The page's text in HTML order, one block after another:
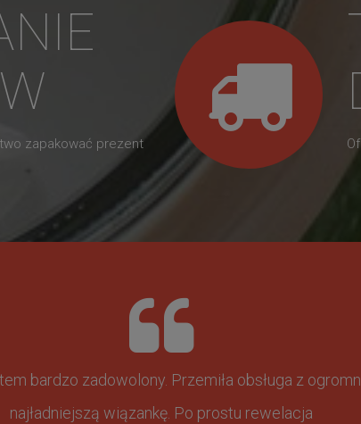
zapakować prezent
bardzo zadowolony. Przemiła obsługa z
najładniejszą wiązankę. Po prostu rewelacja